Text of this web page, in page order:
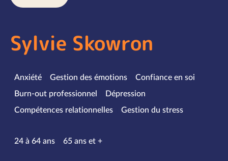
Sylvie Skowron
Spécialités
Anxiété Gestion des émotions
Confiance en soi
Burn-out professionnel
Dépression
Compétences relationnelles
Gestion du stress
Tranches d’âge
24 à 64 ans 65 ans et +